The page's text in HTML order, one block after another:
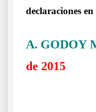
declaraciones
A. GODOY
de 2015